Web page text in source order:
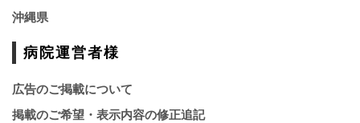
沖縄県
病院運営者様
広告のご掲載について
掲載のご希望・表示内容の修正追記